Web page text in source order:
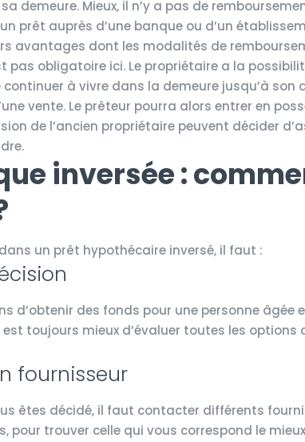
demeure. Mieux, il n’y a pas de
prêt auprès d’une banque ou d’un
avantages dont les modalités de
pas obligatoire ici. Le propriétaire a la
à vivre dans la demeure jusqu’à son
vente. Le prêteur pourra alors entrer en
de l’ancien propriétaire peuvent décider
inversée :
un prêt hypothécaire inversé, il faut :
d’obtenir des fonds pour une personne
est toujours mieux d’évaluer toutes les
fournisseur
êtes décidé, il faut contacter différents
pour trouver celle qui vous correspond le